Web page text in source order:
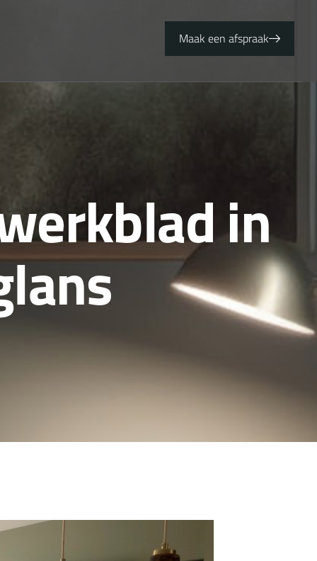
Maak een afspraak
erkbladin
lans